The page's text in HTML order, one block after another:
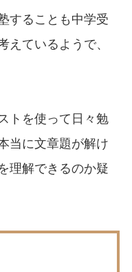
することも中学受
えているようで、
トを使って日々勉
当に文章題が解け
理解できるのか疑